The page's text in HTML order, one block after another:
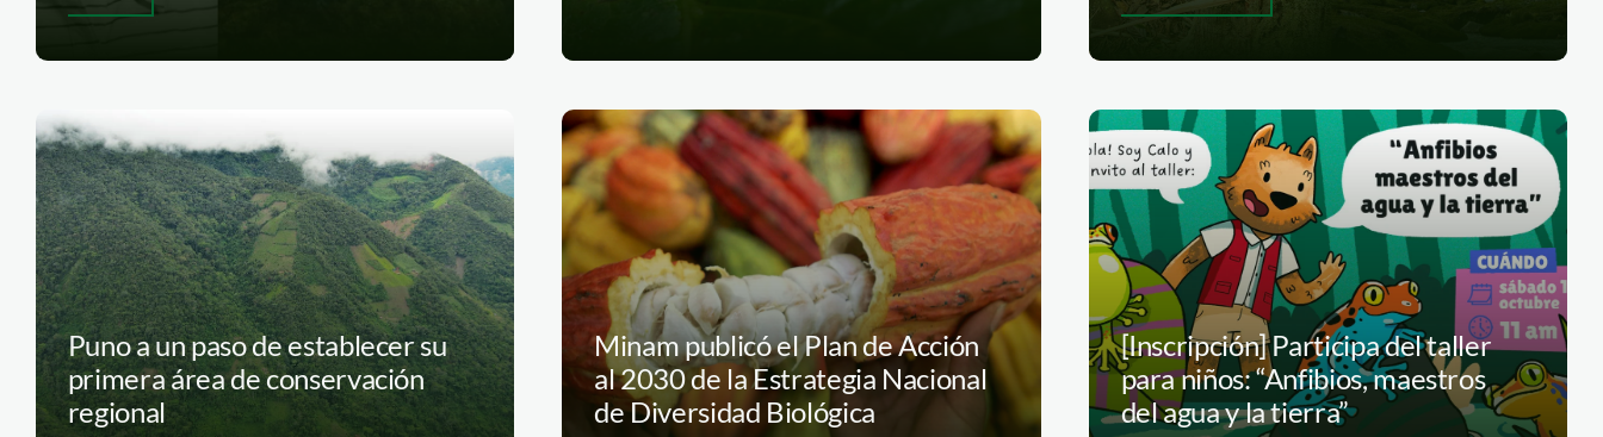
Puno a un paso de establecer su
primera área de conservación
regional
Minam publicó el Plan de Acción
al 2030 de la Estrategia Nacional
de Diversidad Biológica
[Inscripción] Participa del taller
para niños: “Anfibios, maestros
del agua y la tierra”